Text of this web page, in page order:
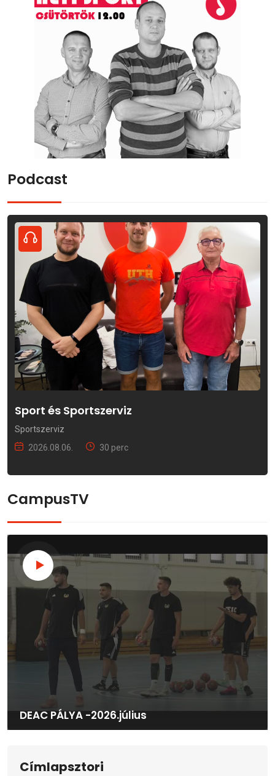
Podcast
Sport és Sportszerviz
Sportszerviz
2026.08.06.
30 perc
CampusTV
DEAC PÁLYA -2026.július
Címlapsztori